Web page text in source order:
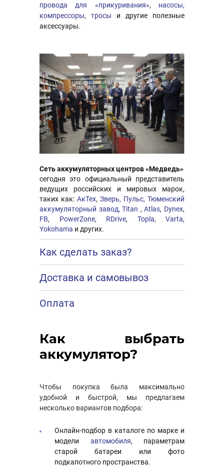
провода для «прикуривания», насосы,
компрессоры, тросы и другие полезные
аксессуары.
Сеть аккумуляторных центров «Медведь»
сегодня это официальный представитель
ведущих российских и мировых марок,
таких как: АкТех, Зверь, Пульс, Тюменский
аккумуляторный завод,Titan ,Atlas, Dynex,
FB, PowerZone, RDrive, Topla, Varta,
Yokohama и других.
Как сделать заказ?
Доставка и самовывоз
Оплата
Как выбрать
аккумулятор?
Чтобы покупка была максимально
удобной и быстрой, мы предлагаем
несколько вариантов подбора:
Онлайн-подбор в каталоге по марке и
модели автомобиля, параметрам
старой батареи или фото
подкапотного пространства.